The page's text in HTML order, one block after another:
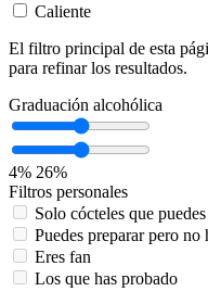
Caliente
El filtro principal de esta
para refinar los resultados.
Graduación alcohólica
4% 26%
Filtros personales
Solo cócteles que
Puedes preparar pero no
Eres fan
Los que has probado